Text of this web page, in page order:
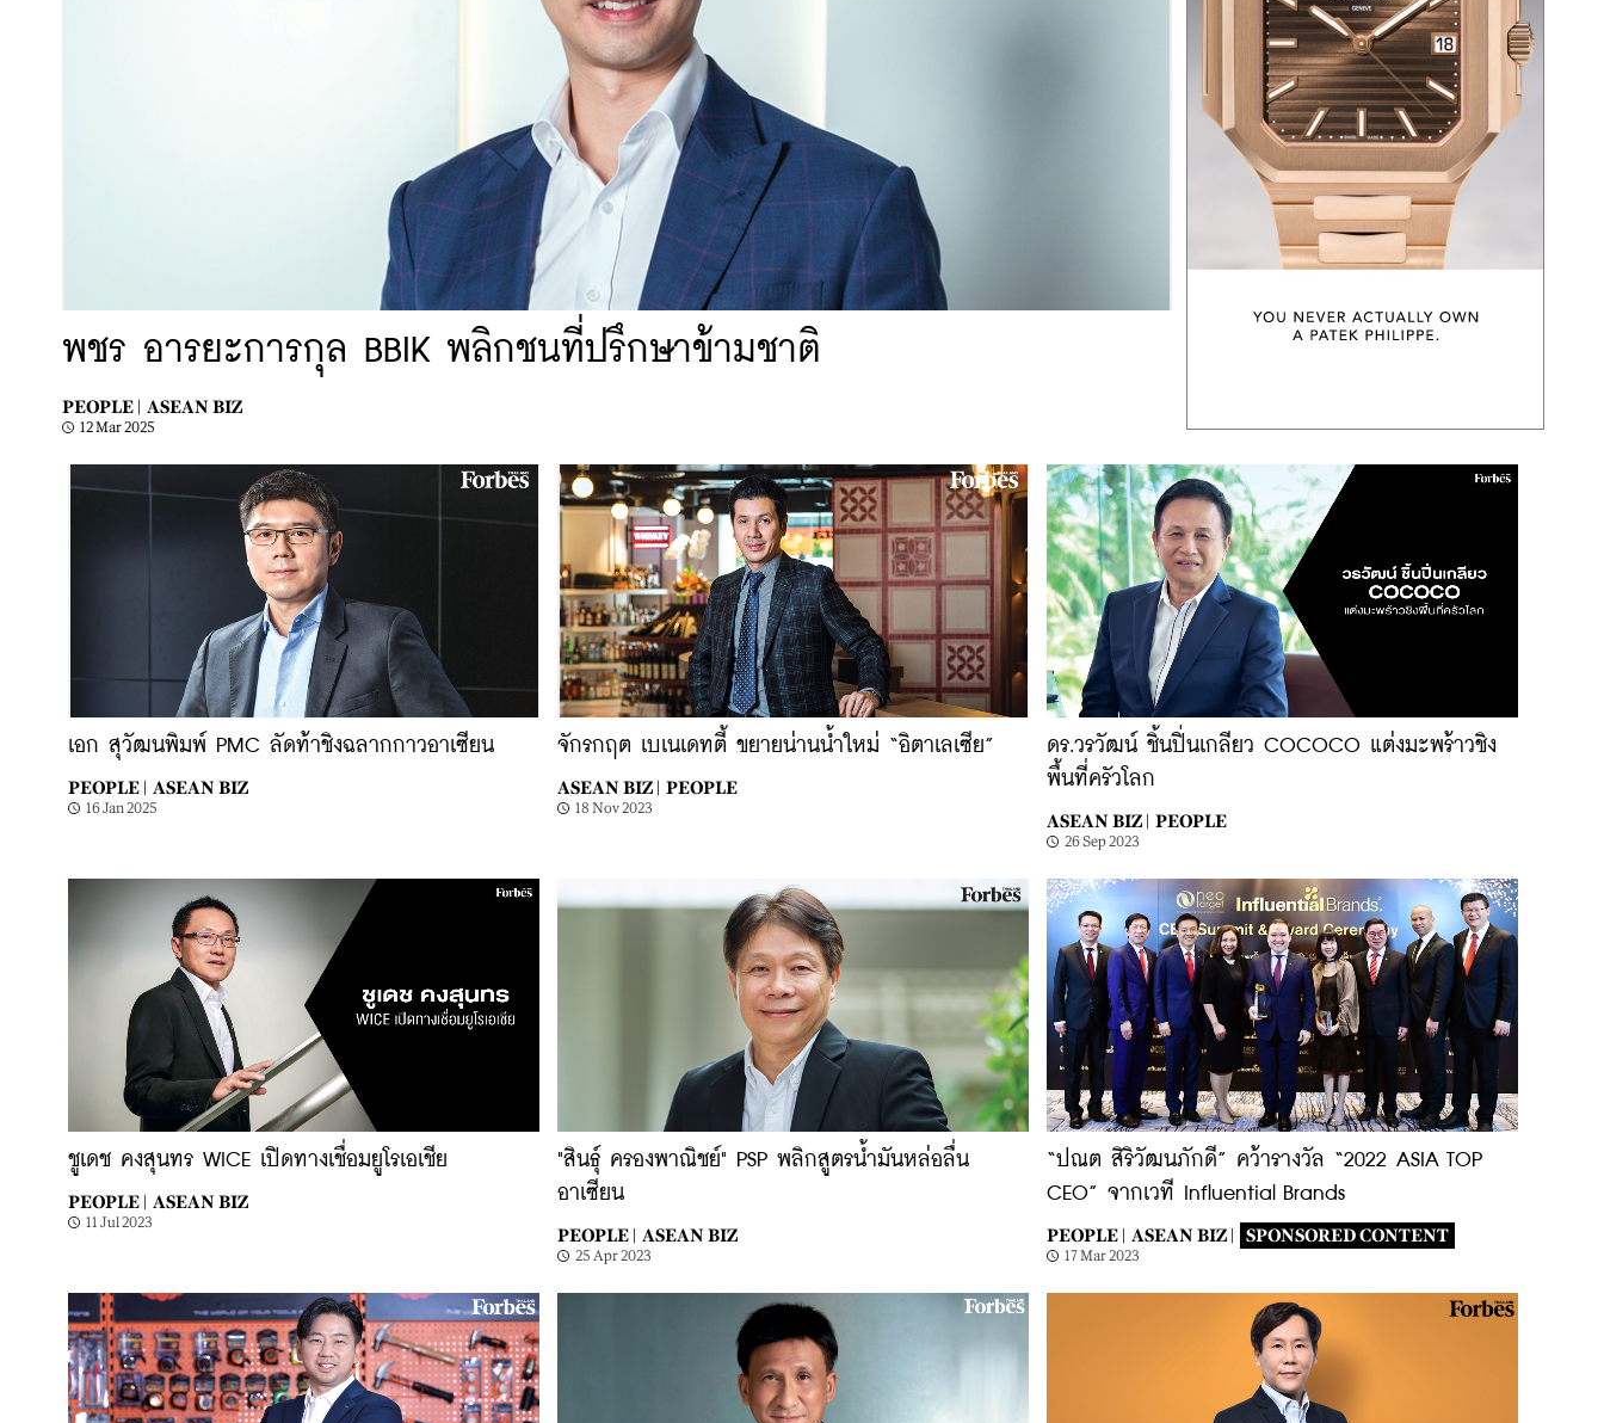
พชร อารยะการกุล BBIK พลิกชนที่ปรึกษาข้ามชาติ
PEOPLE | ASEAN BIZ
12 Mar 2025
เอก สุวัฒนพิมพ์ PMC ลัดท้าชิงฉลากกาวอาเซียน
PEOPLE | ASEAN BIZ
16 Jan 2025
จักรกฤต เบเนเดทตี้ ขยายน่านน้ำใหม่ “อิตาเลเซีย”
ASEAN BIZ | PEOPLE
18 Nov 2023
ดร.วรวัฒน์ ชิ้นปิ่นเกลียว COCOCO แต่งมะพร้าวชิง
พื้นที่ครัวโลก
ASEAN BIZ | PEOPLE
26 Sep 2023
ชูเดช คงสุนทร WICE เปิดทางเชื่อมยูโรเอเชีย
PEOPLE | ASEAN BIZ
11 Jul 2023
"สินธุ์ ครองพาณิชย์" PSP พลิกสูตรน้ำมันหล่อลื่น
อาเซียน
PEOPLE | ASEAN BIZ
25 Apr 2023
“ปณต สิริวัฒนภักดี” คว้ารางวัล “2022 ASIA TOP
CEO” จากเวที Influential Brands
PEOPLE | ASEAN BIZ | SPONSORED CONTENT
17 Mar 2023